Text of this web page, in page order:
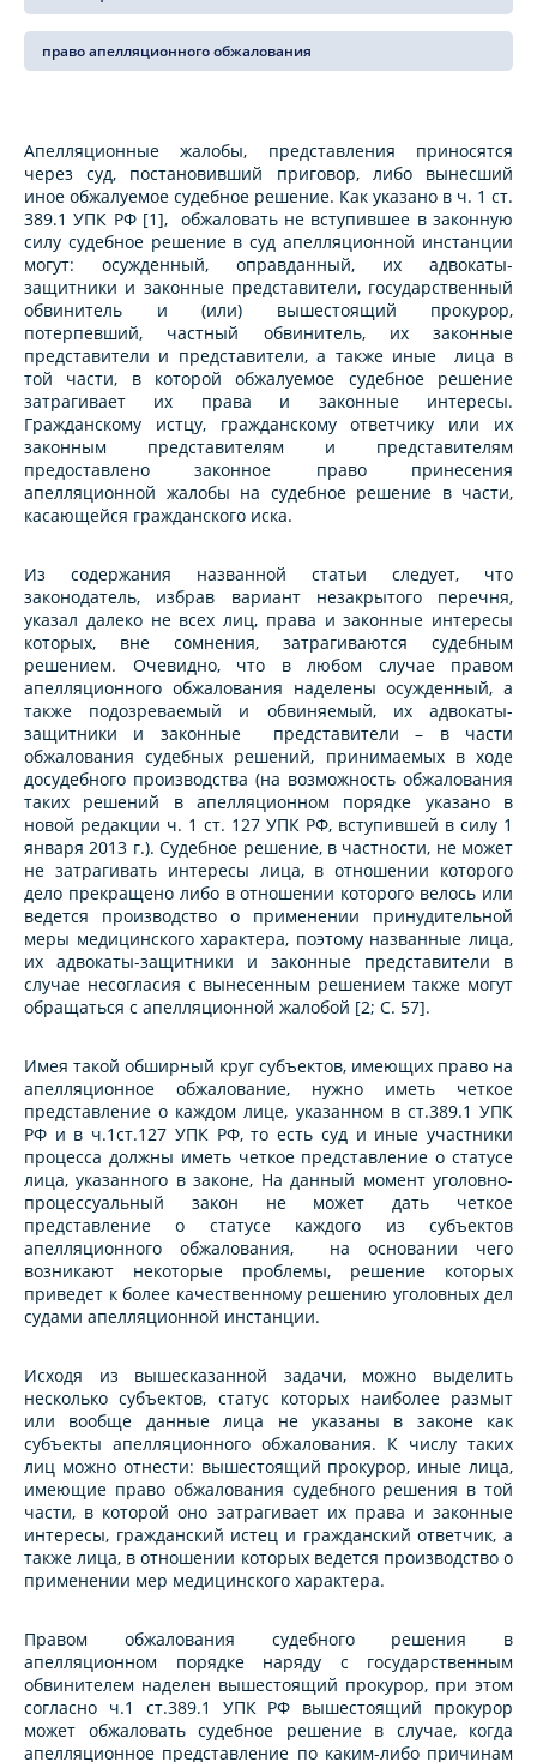
право апелляционного обжалования
Апелляционные жалобы, представления приносятся
через суд, постановивший приговор, либо вынесший
иное обжалуемое судебное решение. Как указано в ч. 1 ст.
389.1 УПК РФ [1], обжаловать не вступившее в законную
силу судебное решение в суд апелляционной инстанции
могут: осужденный, оправданный, их адвокаты-
защитники и законные представители, государственный
обвинитель и (или) вышестоящий прокурор,
потерпевший, частный обвинитель, их законные
представители и представители, а также иные лица в
той части, в которой обжалуемое судебное решение
затрагивает их права и законные интересы.
Гражданскому истцу, гражданскому ответчику или их
законным представителям и представителям
предоставлено законное право принесения
апелляционной жалобы на судебное решение в части,
касающейся гражданского иска.
Из содержания названной статьи следует, что
законодатель, избрав вариант незакрытого перечня,
указал далеко не всех лиц, права и законные интересы
которых, вне сомнения, затрагиваются судебным
решением. Очевидно, что в любом случае правом
апелляционного обжалования наделены осужденный, а
также подозреваемый и обвиняемый, их адвокаты-
защитники и законные представители – в части
обжалования судебных решений, принимаемых в ходе
досудебного производства (на возможность обжалования
таких решений в апелляционном порядке указано в
новой редакции ч. 1 ст. 127 УПК РФ, вступившей в силу 1
января 2013 г.). Судебное решение, в частности, не может
не затрагивать интересы лица, в отношении которого
дело прекращено либо в отношении которого велось или
ведется производство о применении принудительной
меры медицинского характера, поэтому названные лица,
их адвокаты-защитники и законные представители в
случае несогласия с вынесенным решением также могут
обращаться с апелляционной жалобой [2; С. 57].
Имея такой обширный круг субъектов, имеющих право на
апелляционное обжалование, нужно иметь четкое
представление о каждом лице, указанном в ст.389.1 УПК
РФ и в ч.1ст.127 УПК РФ, то есть суд и иные участники
процесса должны иметь четкое представление о статусе
лица, указанного в законе, На данный момент уголовно-
процессуальный закон не может дать четкое
представление о статусе каждого из субъектов
апелляционного обжалования, на основании чего
возникают некоторые проблемы, решение которых
приведет к более качественному решению уголовных дел
судами апелляционной инстанции.
Исходя из вышесказанной задачи, можно выделить
несколько субъектов, статус которых наиболее размыт
или вообще данные лица не указаны в законе как
субъекты апелляционного обжалования. К числу таких
лиц можно отнести: вышестоящий прокурор, иные лица,
имеющие право обжалования судебного решения в той
части, в которой оно затрагивает их права и законные
интересы, гражданский истец и гражданский ответчик, а
также лица, в отношении которых ведется производство о
применении мер медицинского характера.
Правом обжалования судебного решения в
апелляционном порядке наряду с государственным
обвинителем наделен вышестоящий прокурор, при этом
согласно ч.1 ст.389.1 УПК РФ вышестоящий прокурор
может обжаловать судебное решение в случае, когда
апелляционное представление по каким-либо причинам